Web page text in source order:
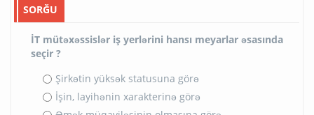
SORĞU
İT mütəxəssislər iş yerlərini hansı meyarlar əsasında
seçir ?
Şirkətin yüksək statusuna görə
İşin, layihənin xarakterinə görə